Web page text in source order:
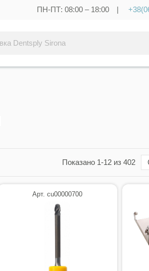
ПН-ПТ: 08:00 – 18:00 |
Показано 1-12 из 402
Арт. cu00000700